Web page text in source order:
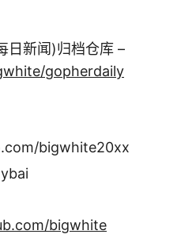
日新闻)归档仓库 –
gopherdaily
bigwhite20xx
bigwhite